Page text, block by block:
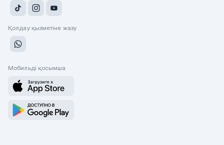
Қолдау қызметіне жазу
Мобильді қосымша